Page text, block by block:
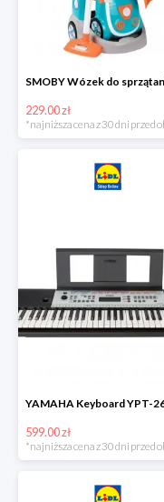
229.00 zł
599.00 zł